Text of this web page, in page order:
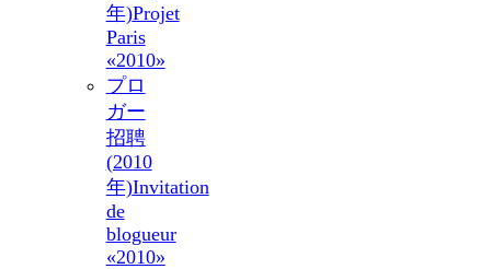
年)Projet
Paris
«2010»
プロ
ガー
招聘
(2010
年)Invitation
de
blogueur
«2010»